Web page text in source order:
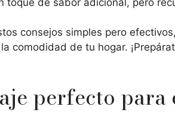
consejos simples pero
comodidad de tu hogar.
perfecto para